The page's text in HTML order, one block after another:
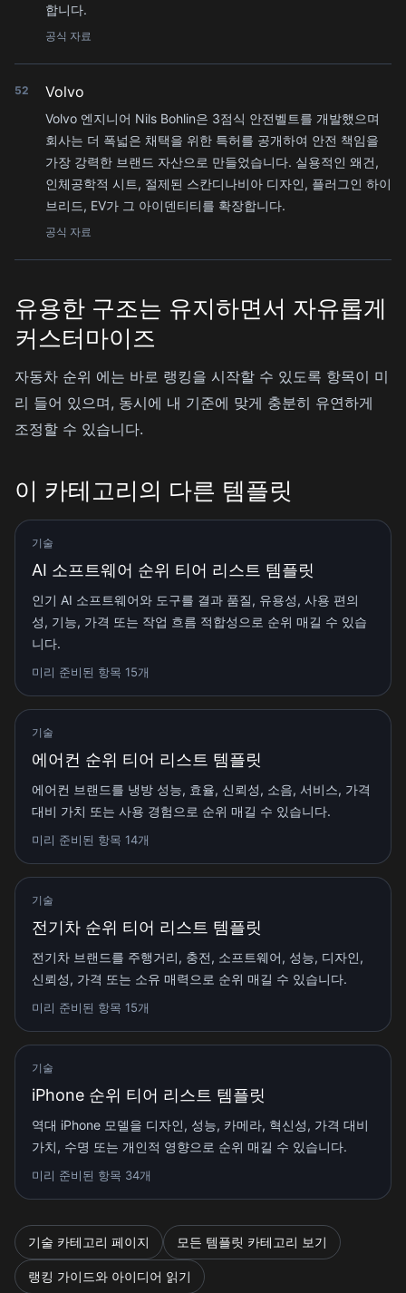
합니다.
공식 자료
52 Volvo
Volvo 엔지니어 Nils Bohlin은 3점식 안전벨트를 개발했으며
회사는 더 폭넓은 채택을 위한 특허를 공개하여 안전 책임을
가장 강력한 브랜드 자산으로 만들었습니다. 실용적인 왜건,
인체공학적 시트, 절제된 스칸디나비아 디자인, 플러그인 하이
브리드, EV가 그 아이덴티티를 확장합니다.
공식 자료
유용한 구조는 유지하면서 자유롭게
커스터마이즈
자동차 순위 에는 바로 랭킹을 시작할 수 있도록 항목이 미
리 들어 있으며, 동시에 내 기준에 맞게 충분히 유연하게
조정할 수 있습니다.
이 카테고리의 다른 템플릿
기술
AI 소프트웨어 순위 티어 리스트 템플릿
인기 AI 소프트웨어와 도구를 결과 품질, 유용성, 사용 편의
성, 기능, 가격 또는 작업 흐름 적합성으로 순위 매길 수 있습
니다.
미리 준비된 항목 15개
기술
에어컨 순위 티어 리스트 템플릿
에어컨 브랜드를 냉방 성능, 효율, 신뢰성, 소음, 서비스, 가격
대비 가치 또는 사용 경험으로 순위 매길 수 있습니다.
미리 준비된 항목 14개
기술
전기차 순위 티어 리스트 템플릿
전기차 브랜드를 주행거리, 충전, 소프트웨어, 성능, 디자인,
신뢰성, 가격 또는 소유 매력으로 순위 매길 수 있습니다.
미리 준비된 항목 15개
기술
iPhone 순위 티어 리스트 템플릿
역대 iPhone 모델을 디자인, 성능, 카메라, 혁신성, 가격 대비
가치, 수명 또는 개인적 영향으로 순위 매길 수 있습니다.
미리 준비된 항목 34개
기술 카테고리 페이지 모든 템플릿 카테고리 보기
랭킹 가이드와 아이디어 읽기